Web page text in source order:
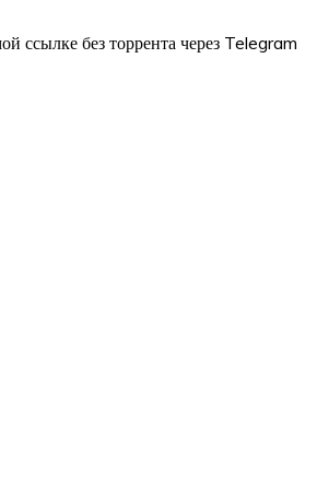
ссылке без торрента через Telegram